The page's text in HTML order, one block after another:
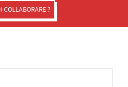
COLLABORARE ?